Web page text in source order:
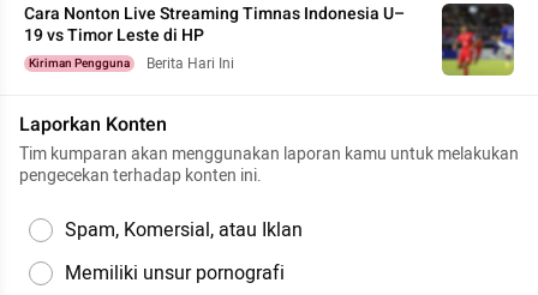
Cara Nonton Live Streaming Timnas Indonesia U–
19 vs Timor Leste di HP
Kiriman Pengguna Berita Hari Ini
Laporkan Konten
Tim kumparan akan menggunakan laporan kamu untuk melakukan
pengecekan terhadap konten ini.
Spam, Komersial, atau Iklan
Memiliki unsur pornografi